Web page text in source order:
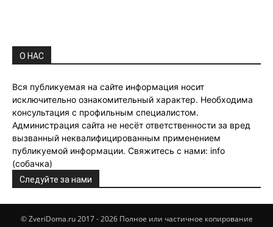
О НАС
Вся публикуемая на сайте информация носит
исключительно ознакомительный характер. Необходима
консультация с профильным специалистом.
Администрация сайта не несёт ответственности за вред
вызванный неквалифицированным применением
публикуемой информации. Свяжитесь с нами: info
(собачка)
Следуйте за нами
© ZveriDoma.ru 2017 - 2026 Полное или частичное копирование